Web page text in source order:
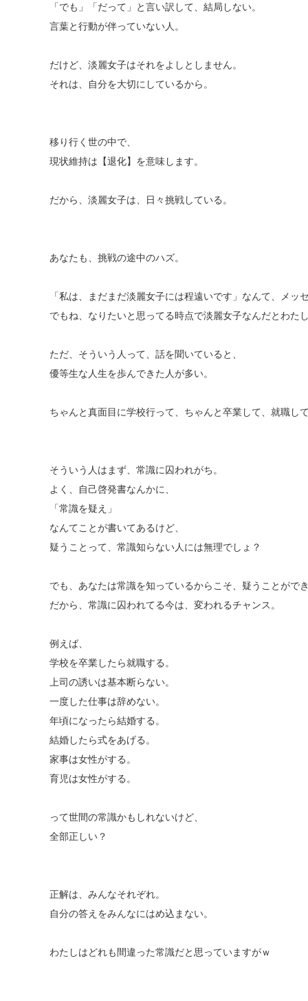
「でも」「だって」と言い訳して、結局しない。
言葉と行動が伴っていない人。
だけど、淡麗女子はそれをよしとしません。
それは、自分を大切にしているから。
移り行く世の中で、
現状維持は【退化】を意味します。
だから、淡麗女子は、日々挑戦している。
あなたも、挑戦の途中のハズ。
「私は、まだまだ淡麗女子には程遠いです」なんて、メッ
でもね、なりたいと思ってる時点で淡麗女子なんだとわたし
ただ、そういう人って、話を聞いていると、
優等生な人生を歩んできた人が多い。
ちゃんと真面目に学校行って、ちゃんと卒業して、就職して
そういう人はまず、常識に囚われがち。
よく、自己啓発書なんかに、
「常識を疑え」
なんてことが書いてあるけど、
疑うことって、常識知らない人には無理でしょ？
でも、あなたは常識を知っているからこそ、疑うことができ
だから、常識に囚われてる今は、変われるチャンス。
例えば、
学校を卒業したら就職する。
上司の誘いは基本断らない。
一度した仕事は辞めない。
年頃になったら結婚する。
結婚したら式をあげる。
家事は女性がする。
育児は女性がする。
って世間の常識かもしれないけど、
全部正しい？
正解は、みんなそれぞれ。
自分の答えをみんなにはめ込まない。
わたしはどれも間違った常識だと思っていますがｗ